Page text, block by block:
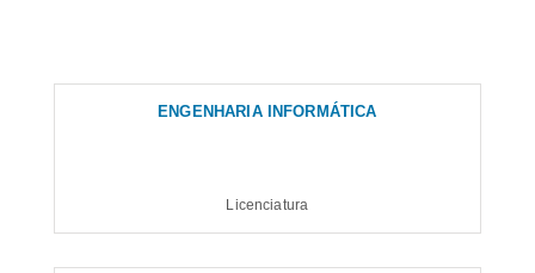
ENGENHARIA INFORMÁTICA
Licenciatura